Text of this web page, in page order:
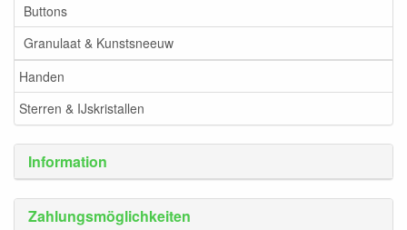
Buttons
Granulaat & Kunstsneeuw
Handen
Sterren & IJskristallen
Information
Zahlungsmöglichkeiten